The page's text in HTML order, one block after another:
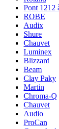
Pont 1212
ROBE
Audix
Shure
Chauvet
Luminex
Blizzard
Beam
Clay Paky
Martin
Chroma-Q
Chauvet
Audio
ProCan